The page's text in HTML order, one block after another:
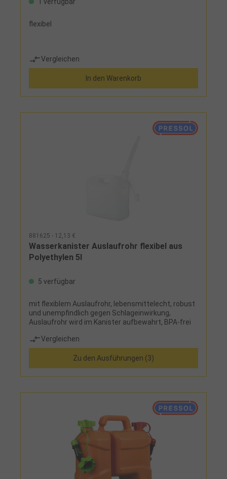
flexibel
Vergleichen
In den Warenkorb
881625 - 12,13 €
Wasserkanister Auslaufrohr flexibel aus
Polyethylen 5l
5 verfügbar
mit flexiblem Auslaufrohr, lebensmittelecht, robust
und unempfindlich gegen Schlageinwirkung,
Auslaufrohr wird im Kanister aufbewahrt, BPA-frei
Vergleichen
Zu den Ausführungen (3)